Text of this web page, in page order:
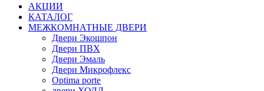
АКЦИИ
КАТАЛОГ
МЕЖКОМНАТНЫЕ ДВЕРИ
Двери Экошпон
Двери ПВХ
Двери Эмаль
Двери Микрофлекс
Optima porte